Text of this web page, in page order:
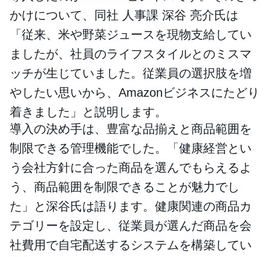
かけについて、同社 人事課 深谷 亮介氏は
「従来、米や野菜ジュースを現物支給してい
ましたが、社員のライフスタイルとのミスマ
ッチが生じていました。従業員の選択肢を増
やしたい思いから、Amazonビジネスにたどり
着きました」と説明します。
導入の決め手は、豊富な品揃えと商品範囲を
制限できる管理機能でした。「健康経営とい
う会社方針に合った商品を選んでもらえるよ
う、商品範囲を制限できることが魅力でし
た」と深谷氏は語ります。健康関連の商品カ
テゴリーを設定し、従業員が選んだ商品を会
社費用で自宅配送するシステムを構築してい